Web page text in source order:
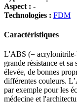
Aspect : -
Technologies : FDM
Caractéristiques
L'ABS (= acrylonitrile-
grande résistance et
élevée, de bonnes
différentes couleurs.
par exemple pour les
médecine et